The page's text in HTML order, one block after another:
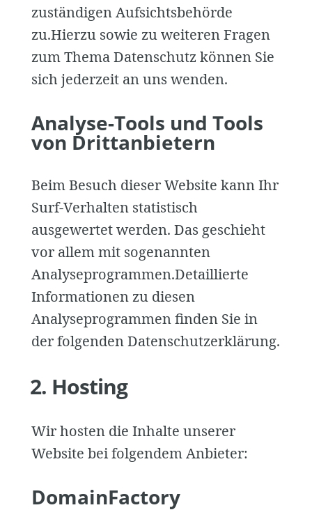
zuständigen Aufsichtsbehörde
zu.Hierzu sowie zu weiteren Fragen
zum Thema Datenschutz können Sie
sich jederzeit an uns wenden.
Analyse-Tools und Tools
von Dritt­anbietern
Beim Besuch dieser Website kann Ihr
Surf-Verhalten statistisch
ausgewertet werden. Das geschieht
vor allem mit sogenannten
Analyseprogrammen.Detaillierte
Informationen zu diesen
Analyseprogrammen finden Sie in
der folgenden Datenschutzerklärung.
2. Hosting
Wir hosten die Inhalte unserer
Website bei folgendem Anbieter:
DomainFactory